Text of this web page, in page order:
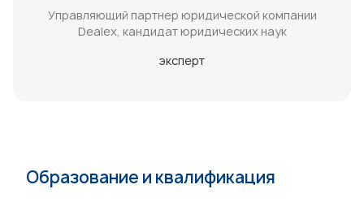
Управляющий партнер юридической компании
Dealex, кандидат юридических наук
эксперт
Образование и квалификация